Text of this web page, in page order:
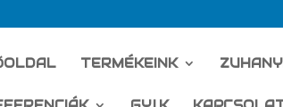
TERMÉKEINK